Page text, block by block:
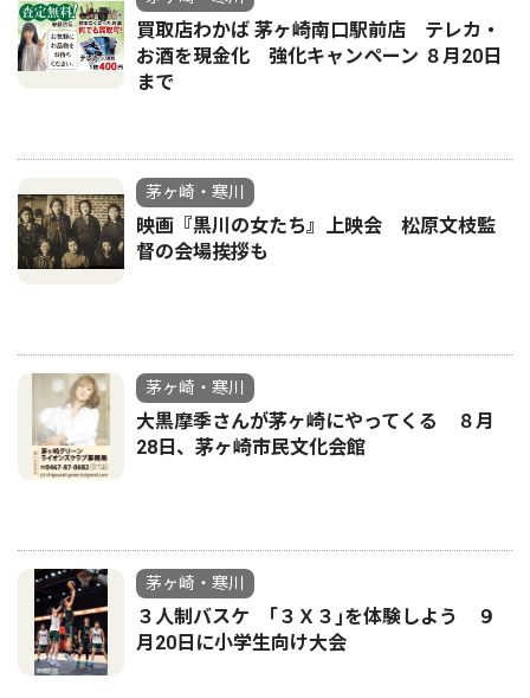
買取店わかば 茅ヶ崎南口駅前店 テレカ・
お酒を現金化 強化キャンペーン ８月20日
まで
茅ヶ崎・寒川
映画『黒川の女たち』上映会 松原文枝監
督の会場挨拶も
茅ヶ崎・寒川
大黒摩季さんが茅ヶ崎にやってくる ８月
28日、茅ヶ崎市民文化会館
茅ヶ崎・寒川
３人制バスケ ｢３Ｘ３｣を体験しよう ９
月20日に小学生向け大会